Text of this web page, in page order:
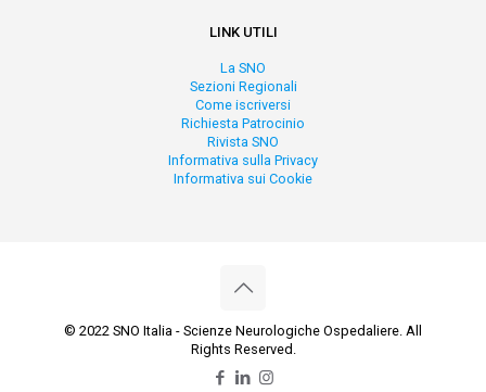
LINK UTILI
La SNO
Sezioni Regionali
Come iscriversi
Richiesta Patrocinio
Rivista SNO
Informativa sulla Privacy
Informativa sui Cookie
© 2022 SNO Italia - Scienze Neurologiche Ospedaliere. All
Rights Reserved.